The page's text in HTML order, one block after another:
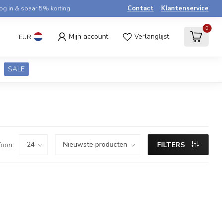
in & spaar 5% korting Contact Klantenservice
EUR Mijn account Verlanglijst
0
SALE
FILTERS